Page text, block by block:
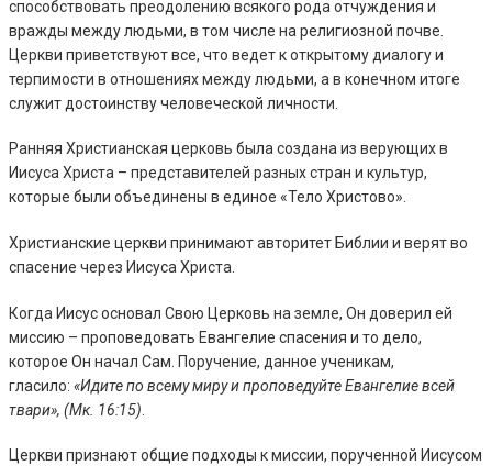
способствовать преодолению всякого рода отчуждения и
вражды между людьми, в том числе на религиозной почве.
Церкви приветствуют все, что ведет к открытому диалогу и
терпимости в отношениях между людьми, а в конечном итоге
служит достоинству человеческой личности.
Ранняя Христианская церковь была создана из верующих в
Иисуса Христа – представителей разных стран и культур,
которые были объединены в единое «Тело Христово».
Христианские церкви принимают авторитет Библии и верят во
спасение через Иисуса Христа.
Когда Иисус основал Свою Церковь на земле, Он доверил ей
миссию – проповедовать Евангелие спасения и то дело,
которое Он начал Сам. Поручение, данное ученикам,
гласило: «Идите по всему миру и проповедуйте Евангелие всей
твари», (Мк. 16:15)
Церкви признают общие подходы к миссии, порученной Иисусом